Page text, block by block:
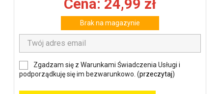
Cena: 24,99 zł
Brak na magazynie
Zgadzam się z Warunkami Świadczenia Usługi i
podporządkuję się im bezwarunkowo. (przeczytaj)